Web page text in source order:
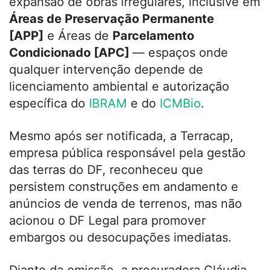
Áreas de Preservação Permanente
[APP] e Áreas de Parcelamento
Condicionado [APC] — espaços onde
qualquer intervenção depende de
licenciamento ambiental e autorização
específica do IBRAM e do ICMBio.
Mesmo após ser notificada, a Terracap,
empresa pública responsável pela gestão
das terras do DF, reconheceu que
persistem construções em andamento e
anúncios de venda de terrenos, mas não
acionou o DF Legal para promover
embargos ou desocupações imediatas.